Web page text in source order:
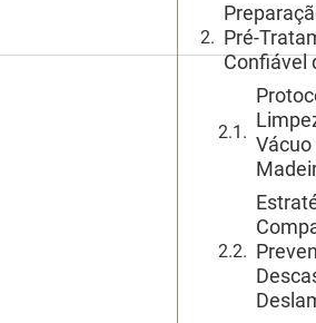
Pré-
Confiável